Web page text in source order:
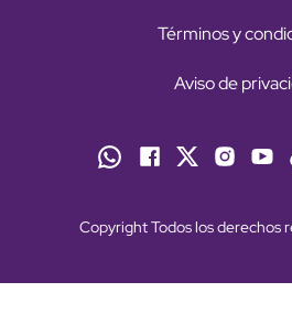
Términos y
Aviso de
Copyright Todos los derechos